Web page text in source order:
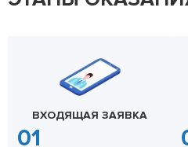
ВХОДЯЩАЯ ЗАЯВКА